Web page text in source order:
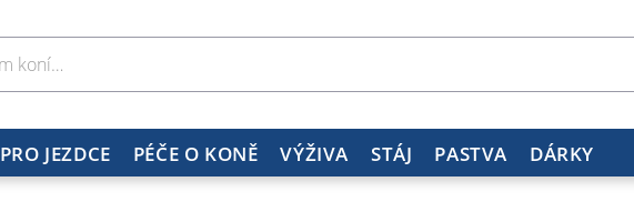
PRO JEZDCE PÉČE O KONĚ VÝŽIVA STÁJ PASTVA DÁRKY